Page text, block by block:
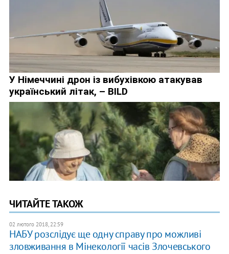
ЧИТАЙТЕ ТАКОЖ
02 лютого 2018, 22:59
НАБУ розслідує ще одну справу про можливі
зловживання в Мінекології часів Злочевського